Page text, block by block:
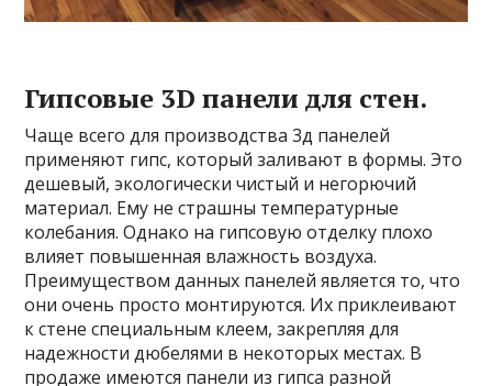
Гипсовые 3D панели для стен.
Чаще всего для производства 3д панелей
применяют гипс, который заливают в формы. Это
дешевый, экологически чистый и негорючий
материал. Ему не страшны температурные
колебания. Однако на гипсовую отделку плохо
влияет повышенная влажность воздуха.
Преимуществом данных панелей является то, что
они очень просто монтируются. Их приклеивают
к стене специальным клеем, закрепляя для
надежности дюбелями в некоторых местах. В
продаже имеются панели из гипса разной